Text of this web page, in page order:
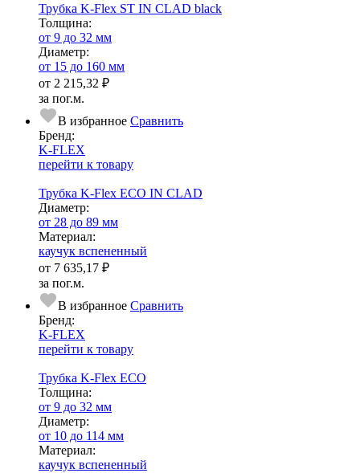
Трубка K-Flex ST IN CLAD black
Тол­щи­на:
от 9 до 32 мм
Диаметр:
от 15 до 160 мм
от 2 215,32 ₽
за пог.м.
В избранное Сравнить
Бренд:
K-FLEX
перейти к товару
Трубка K-Flex ECO IN CLAD
Диаметр:
от 28 до 89 мм
Ма­­те­­ри­­ал:
каучук вспененный
от 7 635,17 ₽
за пог.м.
В избранное Сравнить
Бренд:
K-FLEX
перейти к товару
Трубка K-Flex ECO
Тол­щи­на:
от 9 до 32 мм
Диаметр:
от 10 до 114 мм
Ма­­те­­ри­­ал:
каучук вспененный